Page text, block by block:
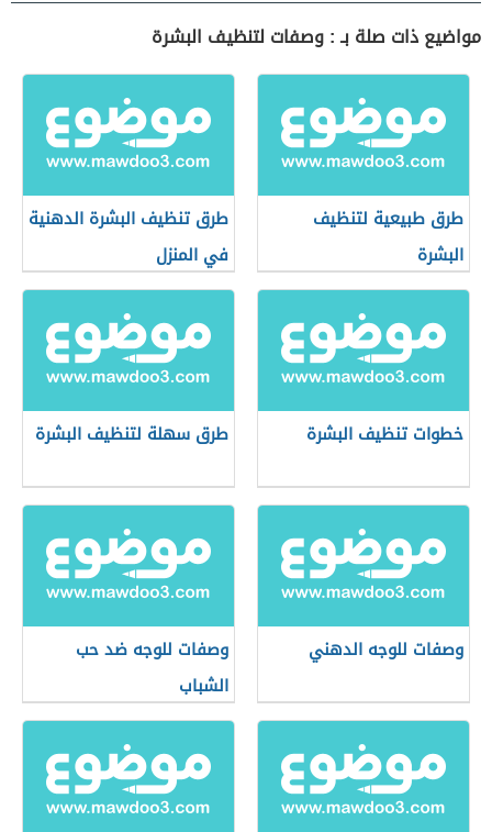
مواضيع ذات صلة بـ : وصفات لتنظيف البشرة
طرق طبيعية لتنظيف
البشرة
طرق تنظيف البشرة الدهنية
في المنزل
خطوات تنظيف البشرة طرق سهلة لتنظيف البشرة
وصفات للوجه الدهني
وصفات للوجه ضد حب
الشباب